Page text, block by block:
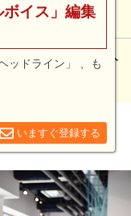
ポート発表、少人
リオット調査
イス」編集
ッドライン」 、も
いますぐ登録する